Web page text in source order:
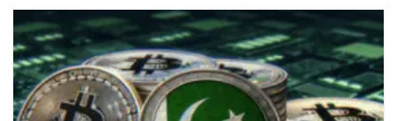
mức giá cao nhất từ trước đến nay của...